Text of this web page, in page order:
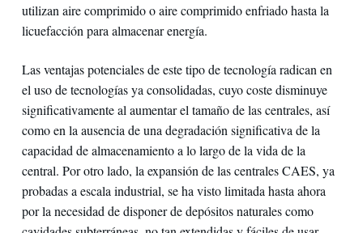
utilizan aire comprimido o aire comprimido enfriado hasta la
licuefacción para almacenar energía.
Las ventajas potenciales de este tipo de tecnología radican en
el uso de tecnologías ya consolidadas, cuyo coste disminuye
significativamente al aumentar el tamaño de las centrales, así
como en la ausencia de una degradación significativa de la
capacidad de almacenamiento a lo largo de la vida de la
central. Por otro lado, la expansión de las centrales CAES, ya
probadas a escala industrial, se ha visto limitada hasta ahora
por la necesidad de disponer de depósitos naturales como